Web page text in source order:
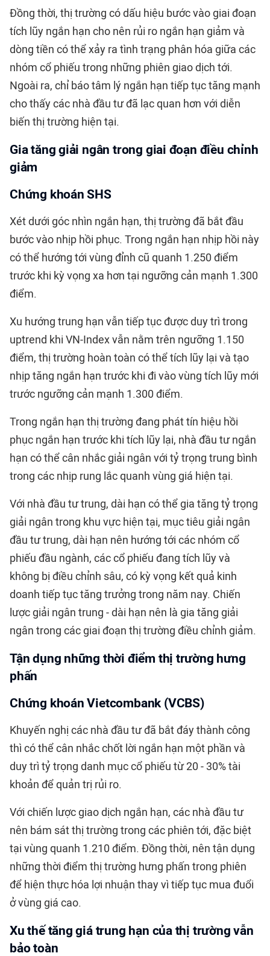
Đồng thời, thị trường có dấu hiệu bước vào giai đoạn
tích lũy ngắn hạn cho nên rủi ro ngắn hạn giảm và
dòng tiền có thể xảy ra tình trạng phân hóa giữa các
nhóm cổ phiếu trong những phiên giao dịch tới.
Ngoài ra, chỉ báo tâm lý ngắn hạn tiếp tục tăng mạnh
cho thấy các nhà đầu tư đã lạc quan hơn với diễn
biến thị trường hiện tại.
Gia tăng giải ngân trong giai đoạn điều chỉnh
giảm
Chứng khoán SHS
Xét dưới góc nhìn ngắn hạn, thị trường đã bắt đầu
bước vào nhịp hồi phục. Trong ngắn hạn nhịp hồi này
có thể hướng tới vùng đỉnh cũ quanh 1.250 điểm
trước khi kỳ vọng xa hơn tại ngưỡng cản mạnh 1.300
điểm.
Xu hướng trung hạn vẫn tiếp tục được duy trì trong
uptrend khi VN-Index vẫn nằm trên ngưỡng 1.150
điểm, thị trường hoàn toàn có thể tích lũy lại và tạo
nhịp tăng ngắn hạn trước khi đi vào vùng tích lũy mới
trước ngưỡng cản mạnh 1.300 điểm.
Trong ngắn hạn thị trường đang phát tín hiệu hồi
phục ngắn hạn trước khi tích lũy lại, nhà đầu tư ngắn
hạn có thể cân nhắc giải ngân với tỷ trọng trung bình
trong các nhịp rung lắc quanh vùng giá hiện tại.
Với nhà đầu tư trung, dài hạn có thể gia tăng tỷ trọng
giải ngân trong khu vực hiện tại, mục tiêu giải ngân
đầu tư trung, dài hạn nên hướng tới các nhóm cổ
phiếu đầu ngành, các cổ phiếu đang tích lũy và
không bị điều chỉnh sâu, có kỳ vọng kết quả kinh
doanh tiếp tục tăng trưởng trong năm nay. Chiến
lược giải ngân trung - dài hạn nên là gia tăng giải
ngân trong các giai đoạn thị trường điều chỉnh giảm.
Tận dụng những thời điểm thị trường hưng
phấn
Chứng khoán Vietcombank (VCBS)
Khuyến nghị các nhà đầu tư đã bắt đáy thành công
thì có thể cân nhắc chốt lời ngắn hạn một phần và
duy trì tỷ trọng danh mục cổ phiếu từ 20 - 30% tài
khoản để quản trị rủi ro.
Với chiến lược giao dịch ngắn hạn, các nhà đầu tư
nên bám sát thị trường trong các phiên tới, đặc biệt
tại vùng quanh 1.210 điểm. Đồng thời, nên tận dụng
những thời điểm thị trường hưng phấn trong phiên
để hiện thực hóa lợi nhuận thay vì tiếp tục mua đuổi
ở vùng giá cao.
Xu thế tăng giá trung hạn của thị trường vẫn
bảo toàn